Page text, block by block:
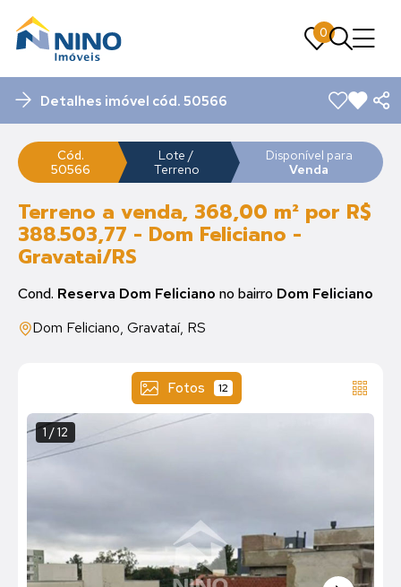
0
0
Detalhes imóvel cód. 50566
Cód.
50566
Lote /
Terreno
Disponível para
Venda
Terreno a venda, 368,00 m² por R$
388.503,77 - Dom Feliciano -
Gravatai/RS
Cond. Reserva Dom Feliciano no bairro Dom Feliciano
Dom Feliciano, Gravataí, RS
Fotos 12
1 / 12